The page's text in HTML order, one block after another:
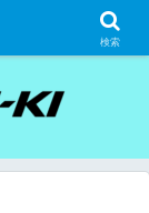
検索